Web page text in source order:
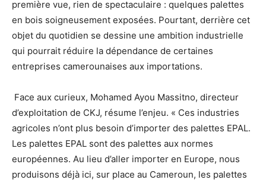
première vue, rien de spectaculaire : quelques palettes
en bois soigneusement exposées. Pourtant, derrière cet
objet du quotidien se dessine une ambition industrielle
qui pourrait réduire la dépendance de certaines
entreprises camerounaises aux importations.
Face aux curieux, Mohamed Ayou Massitno, directeur
d’exploitation de CKJ, résume l’enjeu. « Ces industries
agricoles n’ont plus besoin d’importer des palettes EPAL.
Les palettes EPAL sont des palettes aux normes
européennes. Au lieu d’aller importer en Europe, nous
produisons déjà ici, sur place au Cameroun, les palettes